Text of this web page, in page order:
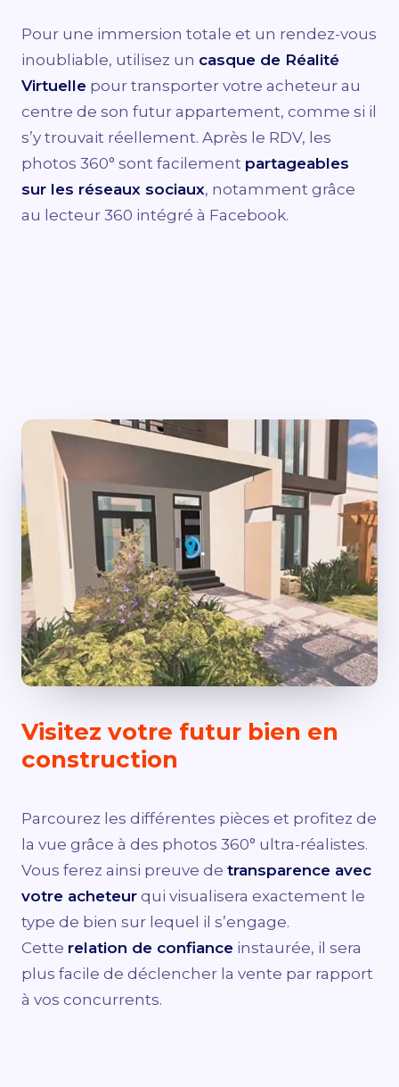
Pour une immersion totale et un rendez-vous
inoubliable, utilisez un casque de Réalité
Virtuelle pour transporter votre acheteur au
centre de son futur appartement, comme si il
s’y trouvait réellement. Après le RDV, les
photos 360° sont facilement partageables
sur les réseaux sociaux, notamment grâce
au lecteur 360 intégré à Facebook.
Visitez votre futur bien en
construction
Parcourez les différentes pièces et profitez de
la vue grâce à des photos 360° ultra-réalistes.
Vous ferez ainsi preuve de transparence avec
votre acheteur qui visualisera exactement le
type de bien sur lequel il s’engage.
Cette relation de confiance instaurée, il sera
plus facile de déclencher la vente par rapport
à vos concurrents.